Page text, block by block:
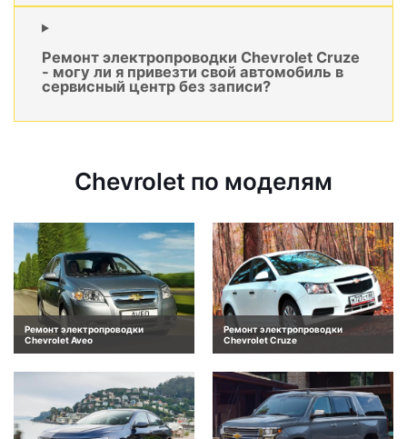
Ремонт электропроводки Chevrolet Cruze
- могу ли я привезти свой автомобиль в
сервисный центр без записи?
Chevrolet по моделям
Ремонт электропроводки
Chevrolet Aveo
Ремонт электропроводки
Chevrolet Cruze